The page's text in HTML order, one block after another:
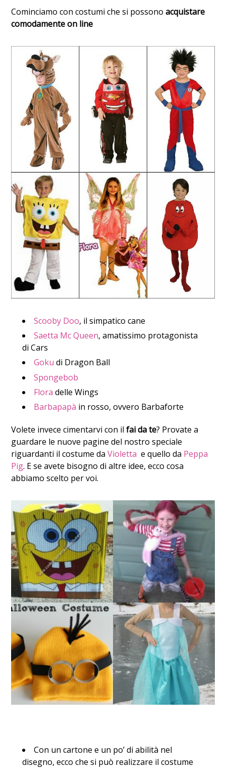
Cominciamo con costumi che si possonoacquistare
comodamente on line
Scooby Doo, il simpatico cane
Saetta Mc Queen, amatissimo protagonista
di Cars
Goku di Dragon Ball
Spongebob
Flora delle Wings
Barbapapà in rosso, ovvero Barbaforte
Volete invece cimentarvi con ilfai da te? Provate a
guardare le nuove pagine del nostro speciale
riguardanti il costume daViolettae quello da Peppa
Pig. E se avete bisogno di altre idee, ecco cosa
abbiamo scelto per voi.
Con un cartone e un po’ di abilità nel
disegno, ecco che si può realizzare il costume